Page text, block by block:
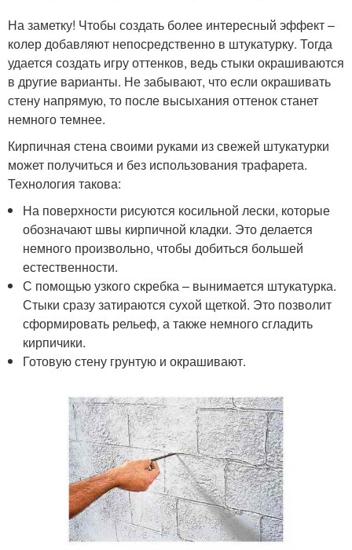
На заметку! Чтобы создать более интересный эффект –
колер добавляют непосредственно в штукатурку. Тогда
удается создать игру оттенков, ведь стыки окрашиваются
в другие варианты. Не забывают, что если окрашивать
стену напрямую, то после высыхания оттенок станет
немного темнее.
Кирпичная стена своими руками из свежей штукатурки
может получиться и без использования трафарета.
Технология такова:
На поверхности рисуются косильной лески, которые
обозначают швы кирпичной кладки. Это делается
немного произвольно, чтобы добиться большей
естественности.
С помощью узкого скребка – вынимается штукатурка.
Стыки сразу затираются сухой щеткой. Это позволит
сформировать рельеф, а также немного сгладить
кирпичики.
Готовую стену грунтую и окрашивают.